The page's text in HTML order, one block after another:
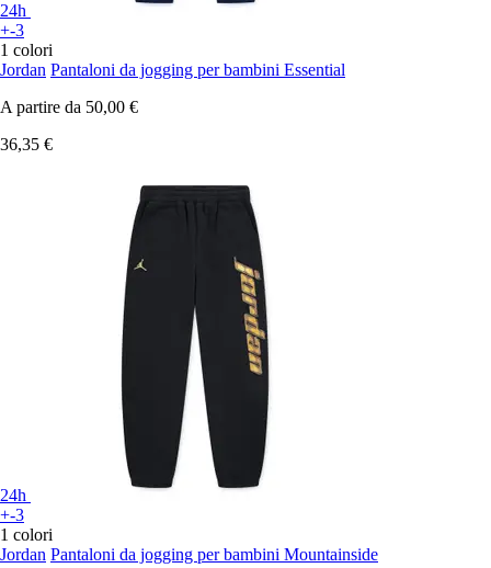
24h
+-3
1 colori
Jordan Pantaloni da jogging per bambini Essential
A partire da 50,00 €
36,35 €
24h
+-3
1 colori
Jordan Pantaloni da jogging per bambini Mountainside